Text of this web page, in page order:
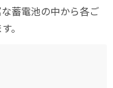
蓄電池の中から各ご
。